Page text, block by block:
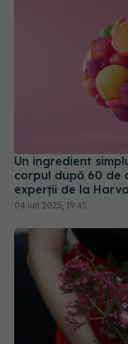
Un ingredient
corpul după 60 de
experții de la
04 iun 2025, 19:45